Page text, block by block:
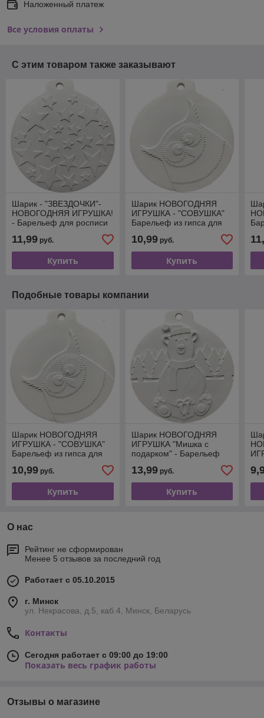
Наложенный платеж
Все условия оплаты
С этим товаром также заказывают
Шарик - "ЗВЕЗДОЧКИ"-
НОВОГОДНЯЯ ИГРУШКА!
- Барельеф для росписи
11,99 руб.
Купить
Шарик НОВОГОДНЯЯ
ИГРУШКА - "CОВУШКА"
Барельеф из гипса для
10,99руб.
Купить
Подобные товары компании
Шарик НОВОГОДНЯЯ
ИГРУШКА - "CОВУШКА"
Барельеф из гипса для
10,99 руб.
Купить
Шарик НОВОГОДНЯЯ
ИГРУШКА "Мишка с
подарком" - Барельеф
13,99руб.
Купить
О нас
Рейтинг не сформирован
Менее 5 отзывов за последний год
Работает с 05.10.2015
г. Минск
ул. Некрасова, д.5, каб.4, Минск, Беларусь
Контакты
Сегодня работает с 09:00 до 19:00
Показать весь график работы
Отзывы о магазине